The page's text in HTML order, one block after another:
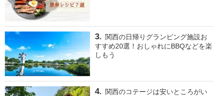
関西の日帰りグランピング施設お
すすめ20選！おしゃれにBBQなどを楽
しもう
関西のコテージは安いところがい